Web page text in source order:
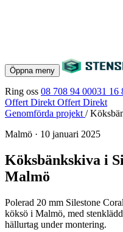
Öppna meny
Ring oss 08 708 94 00031 16
Offert Direkt Offert Direkt
Genomförda projekt /
Malmö · 10 januari 2025
Köksbänkskiva i
Malmö
Polerad 20 mm Silestone
köksö i Malmö, med
hällurtag under montering.